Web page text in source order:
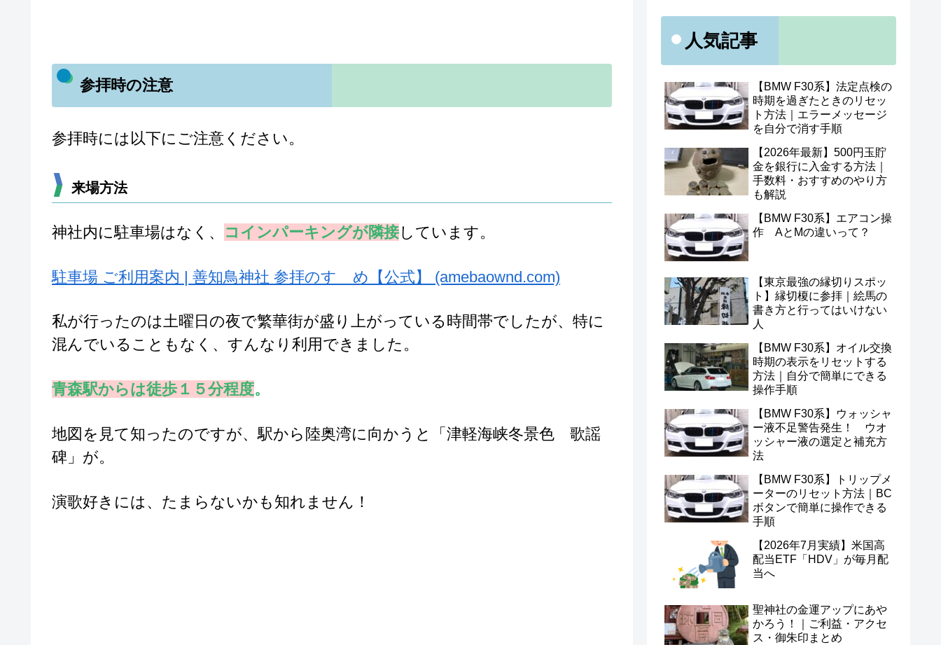
参拝時の注意
参拝時には以下にご注意ください。
来場方法
神社内に駐車場はなく、 コインパーキングが隣接しています。
駐車場 ご利用案内 | 善知鳥神社 参拝のすゝめ【公式】 (amebaownd.com)
私が行ったのは土曜日の夜で繁華街が盛り上がっている時間帯でしたが、特に
混んでいることもなく、すんなり利用できました。
青森駅からは徒歩１５分程度。
地図を見て知ったのですが、駅から陸奥湾に向かうと「津軽海峡冬景色 歌謡
碑」が。
演歌好きには、たまらないかも知れません！
人気記事
【BMW F30系】法定点検の
時期を過ぎたときのリセッ
ト方法｜エラーメッセージ
を自分で消す手順
【2026年最新】500円玉貯
金を銀行に入金する方法｜
手数料・おすすめのやり方
も解説
【BMW F30系】エアコン操
作 AとMの違いって？
【東京最強の縁切りスポッ
ト】縁切榎に参拝｜絵馬の
書き方と行ってはいけない
人
【BMW F30系】オイル交換
時期の表示をリセットする
方法｜自分で簡単にできる
操作手順
【BMW F30系】ウォッシャ
ー液不足警告発生！ ウオ
ッシャー液の選定と補充方
法
【BMW F30系】トリップメ
ーターのリセット方法｜BC
ボタンで簡単に操作できる
手順
【2026年7月実績】米国高
配当ETF「HDV」が毎月配
当へ
聖神社の金運アップにあや
かろう！｜ご利益・アクセ
ス・御朱印まとめ